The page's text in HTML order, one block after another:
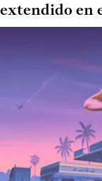
extendido en